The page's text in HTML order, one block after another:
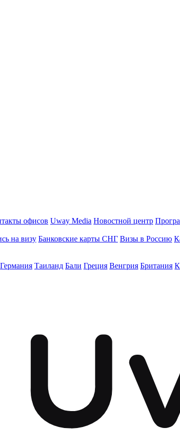
офисов Uway Media Новостной центр
на визу Банковские карты СНГ Визы в Россию
Германия Таиланд Бали Греция Венгрия Британия